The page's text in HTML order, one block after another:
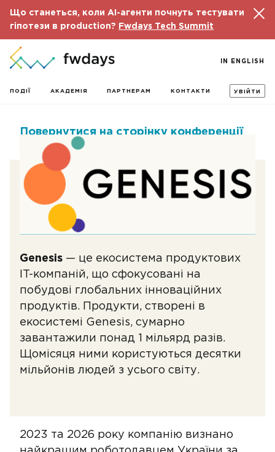
Що станеться, коли AI-агенти почнуть тестувати
гіпотези в production?
Fwdays Tech Summit
ПОДІЇ АКАДЕМІЯ ПАРТНЕРАМ КОНТАКТИ УВІЙТИ
IN ENGLISH
Повернутися на сторінку конференції
Genesis — це екосистема продуктових
IT-компаній, що сфокусовані на
побудові глобальних інноваційних
продуктів. Продукти, створені в
екосистемі Genesis, сумарно
завантажили понад 1 мільярд разів.
Щомісяця ними користуються десятки
мільйонів людей з усього світу.
2023 та 2026 року компанію визнано